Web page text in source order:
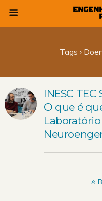
Tags ›
INESC
O que é